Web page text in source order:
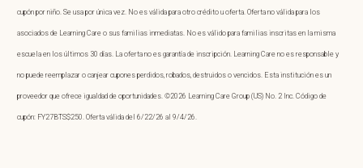
cupón por niño. Se usa por única vez. No es válida para otro crédito u oferta. Oferta no válida para los
asociados de Learning Care o sus familias inmediatas. No es válido para familias inscritas en la misma
escuela en los últimos 30 días. La oferta no es garantía de inscripción. Learning Care no es responsable y
no puede reemplazar o canjear cupones perdidos, robados, destruidos o vencidos. Esta institución es un
proveedor que ofrece igualdad de oportunidades. ©2026 Learning Care Group (US) No. 2 Inc. Código de
cupón: FY27BTS$250. Oferta válida del 6/22/26 al 9/4/26.